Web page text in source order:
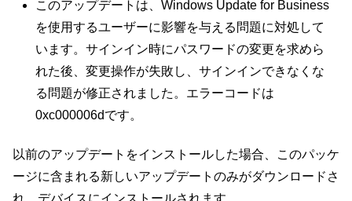
このアップデートは、Windows Update for Business
を使用するユーザーに影響を与える問題に対処して
います。サインイン時にパスワードの変更を求めら
れた後、変更操作が失敗し、サインインできなくな
る問題が修正されました。エラーコードは
0xc000006dです。
以前のアップデートをインストールした場合、このパッケ
ージに含まれる新しいアップデートのみがダウンロードさ